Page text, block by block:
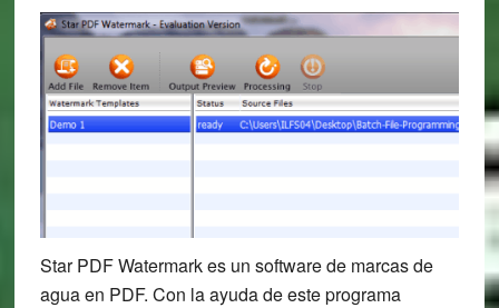
Star PDF Watermark es un software de marcas de
agua en PDF. Con la ayuda de este programa